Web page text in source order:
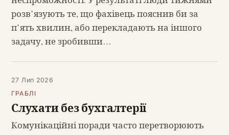
розв’язують те, що фахівець пояснив би за
п’ять хвилин, або перекладають на іншого
задачу, не зробивши…
27 Лип 2026
ГРАБЛІ
Слухати без бухгалтерії
Комунікаційні поради часто перетворюють